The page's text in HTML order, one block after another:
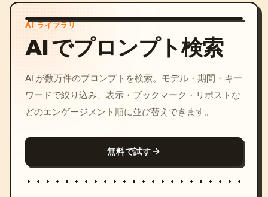
AI ライブラリ
AI でプロンプト検索
AI が数万件のプロンプトを検索。モデル・期間・キー
ワードで絞り込み、表示・ブックマーク・リポストな
どのエンゲージメント順に並び替えできます。
無料で試す